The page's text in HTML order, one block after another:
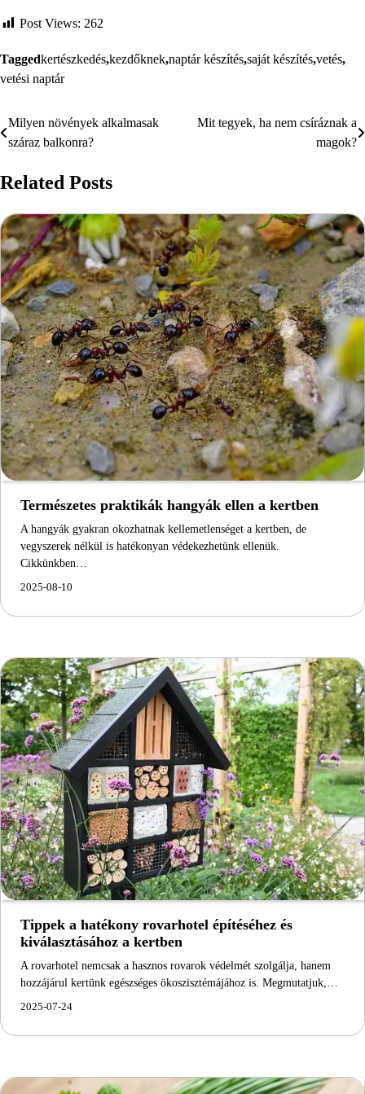
Post Views: 262
Taggedkertészkedés,kezdőknek,naptár készítés,saját készítés,vetés,
vetési naptár
Bejegyzés
Milyen növények alkalmasak
száraz balkonra?
Mit tegyek, ha nem csíráznak a
magok?
Related Posts
Természetes praktikák hangyák ellen a kertben
A hangyák gyakran okozhatnak kellemetlenséget a kertben, de
vegyszerek nélkül is hatékonyan védekezhetünk ellenük.
Cikkünkben…
2025-08-10
Tippek a hatékony rovarhotel építéséhez és
kiválasztásához a kertben
A rovarhotel nemcsak a hasznos rovarok védelmét szolgálja, hanem
hozzájárul kertünk egészséges ökoszisztémájához is. Megmutatjuk,…
2025-07-24